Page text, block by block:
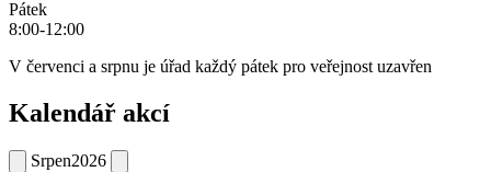
Pátek
8:00-12:00
V červenci a srpnu je úřad každý pátek pro veřejnost uzavřen
Kalendář akcí
Srpen2026